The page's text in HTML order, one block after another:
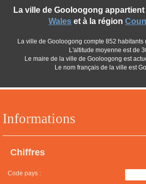
Informations
Chiffres
Code pays :
La ville de Gooloogong appartient
Wales et à la région
La ville de Gooloogong compte 852
L'altitude moyenne est de
Le maire de la ville de Gooloogong est
Le nom français de la ville est